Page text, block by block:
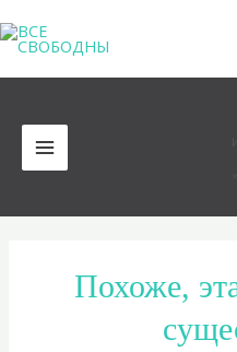
к
содержимому
MAIN
MENU
Похоже,